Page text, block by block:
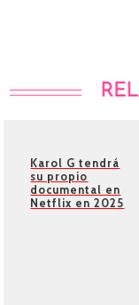
Karol G tendrá
su propio
documental en
Netflix en 2025